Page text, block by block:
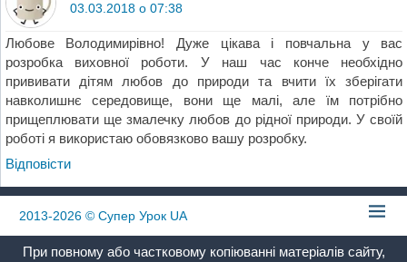
03.03.2018 о 07:38
Любове Володимирівно! Дуже цікава і повчальна у вас
розробка виховної роботи. У наш час конче необхідно
прививати дітям любов до природи та вчити їх зберігати
навколишнє середовище, вони ще малі, але їм потрібно
прищеплювати ще змалечку любов до рідної природи. У своїй
роботі я використаю обовязково вашу розробку.
Відповіcти
2013-2026 © Супер Урок UA
При повному або частковому копіюванні матеріалів сайту,